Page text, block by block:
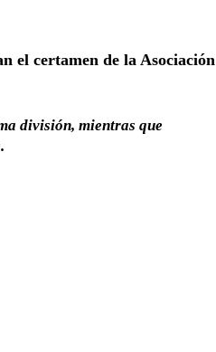
el certamen de la Asociación
división, mientras que